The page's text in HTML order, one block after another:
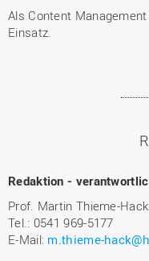
Als Content
Einsatz.
Redaktion -
Prof. Martin Thieme-Hack
Tel.: 0541 969-5177
E-Mail: m.thieme-